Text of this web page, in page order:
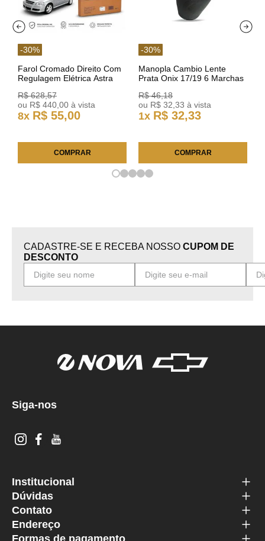
-30%
Farol Cromado Direito Com
Regulagem Elétrica Astra
R$ 628,57
ou R$ 440 00 à vista
8x R$ 55,00
COMPRAR
-30%
Manopla Cambio Lente
Prata Onix 17/19 6 Marchas
R$ 46,18
ou R$ 32 33 à vista
1x R$ 32,33
COMPRAR
CADASTRE-SE E RECEBA NOSSO CUPOM DE
DESCONTO
Siga-nos
Institucional
Dúvidas
Contato
Endereço
Formas de pagamento